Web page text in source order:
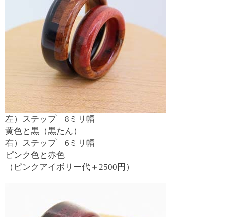
左）ステップ 8ミリ幅
黄色と黒（黒たん）
右）ステップ 6ミリ幅
ピンク色と赤色
（ピンクアイボリー代＋2500円）